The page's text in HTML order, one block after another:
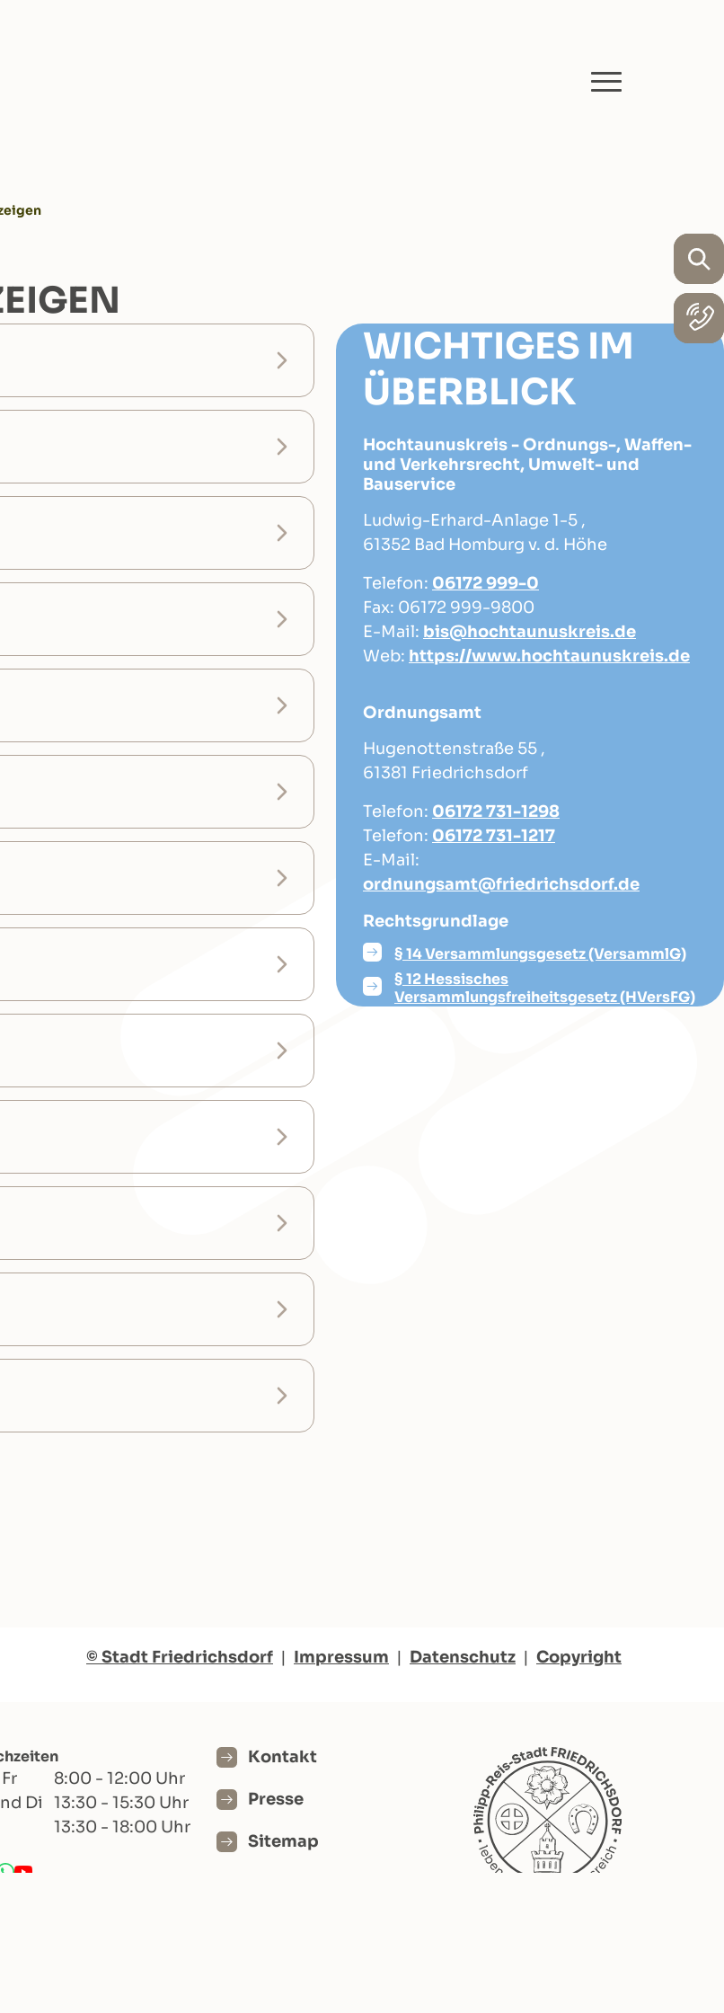
WICHTIGES IM
ÜBERBLICK
Hochtaunuskreis - Ordnungs-, Waffen-
und Verkehrsrecht, Umwelt- und
Bauservice
Ludwig-Erhard-Anlage 1-5 ,
61352 Bad Homburg v. d. Höhe
Telefon: 06172 999-0
Fax: 06172 999-9800
E-Mail: bis@hochtaunuskreis.de
Web: https://www.hochtaunuskreis.de
Ordnungsamt
Hugenottenstraße 55 ,
61381 Friedrichsdorf
Telefon: 06172 731-1298
Telefon: 06172 731-1217
E-Mail:
ordnungsamt@friedrichsdorf.de
Rechtsgrundlage
§ 14 Versammlungsgesetz (VersammlG)
§ 12 Hessisches
Versammlungsfreiheitsgesetz (HVersFG)
© Stadt Friedrichsdorf | Impressum | Datenschutz | Copyright
8:00 - 12:00 Uhr
Di
13:30 - 15:30 Uhr
13:30 - 18:00 Uhr
Kontakt
Presse
Sitemap